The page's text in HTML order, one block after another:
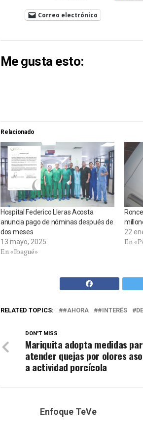
Correo electrónico
Me gusta esto:
Relacionado
Hospital Federico Lleras Acosta
anuncia pago de nóminas después de
dos meses
13 mayo, 2025
En «Ibagué»
22
En
RELATED TOPICS: #AHORA #INTERÉS
DON'T MISS
Mariquita adopta medidas
atender quejas por olores
a actividad porcícola
Enfoque TeVe